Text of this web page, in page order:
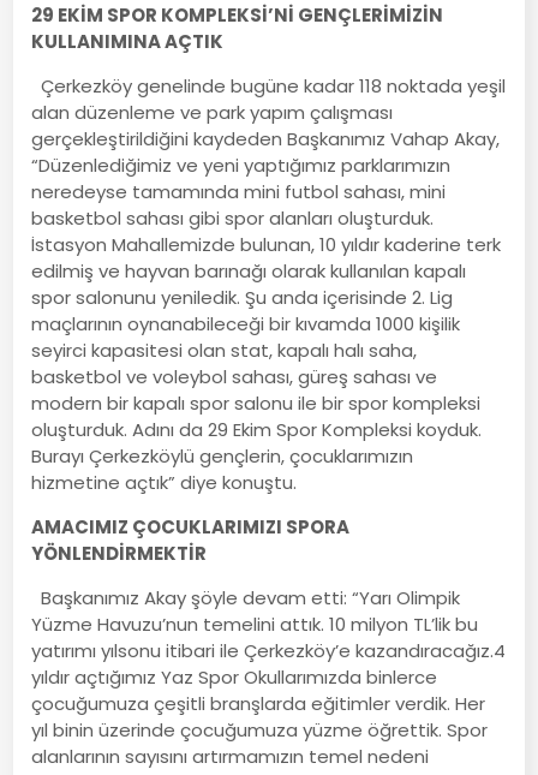
29 EKİM SPOR KOMPLEKSİ’Nİ GENÇLERİMİZİN
KULLANIMINA AÇTIK
Çerkezköy genelinde bugüne kadar 118 noktada yeşil
alan düzenleme ve park yapım çalışması
gerçekleştirildiğini kaydeden Başkanımız Vahap Akay,
“Düzenlediğimiz ve yeni yaptığımız parklarımızın
neredeyse tamamında mini futbol sahası, mini
basketbol sahası gibi spor alanları oluşturduk.
İstasyon Mahallemizde bulunan, 10 yıldır kaderine terk
edilmiş ve hayvan barınağı olarak kullanılan kapalı
spor salonunu yeniledik. Şu anda içerisinde 2. Lig
maçlarının oynanabileceği bir kıvamda 1000 kişilik
seyirci kapasitesi olan stat, kapalı halı saha,
basketbol ve voleybol sahası, güreş sahası ve
modern bir kapalı spor salonu ile bir spor kompleksi
oluşturduk. Adını da 29 Ekim Spor Kompleksi koyduk.
Burayı Çerkezköylü gençlerin, çocuklarımızın
hizmetine açtık” diye konuştu.
AMACIMIZ ÇOCUKLARIMIZI SPORA
YÖNLENDİRMEKTİR
Başkanımız Akay şöyle devam etti: “Yarı Olimpik
Yüzme Havuzu’nun temelini attık. 10 milyon TL’lik bu
yatırımı yılsonu itibari ile Çerkezköy’e kazandıracağız.4
yıldır açtığımız Yaz Spor Okullarımızda binlerce
çocuğumuza çeşitli branşlarda eğitimler verdik. Her
yıl binin üzerinde çocuğumuza yüzme öğrettik. Spor
alanlarının sayısını artırmamızın temel nedeni